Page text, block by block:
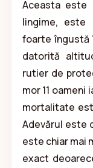
Aceasta
lingime, este
foarte îngustă
datorită
rutier de
mor 11
mortalitate
Adevărul este
este chiar mai
exact